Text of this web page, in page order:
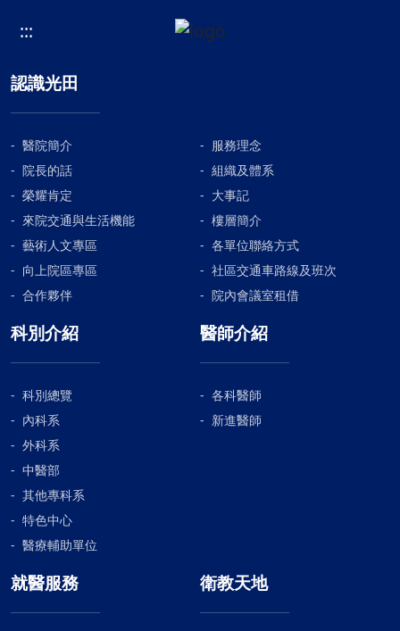
接貼上矽膠泡棉敷料即可，輕輕啜泣幾聲後，換藥就已
經完成，疼痛也大幅降低了。5天後回診，這次是女娃
影響女娃的日常活動和探索遊戲。水泡已經逐漸吸收乾
乾燥脫離的表皮移除後，新生粉嫩的皮膚露出，傷口已
經完全癒合了。肚子的水泡變更大了！國小男童，腹部
被熱水燙傷，隔天至傷口中心求診，受傷處有數顆大的
水泡出現，且周圍仍有發紅情形。媽媽表示只有前一天
去急診前，有沖一下下冷水而已，返家後也沒有再繼續
冰敷了。傷口照護師將水泡內的水抽出後，盡量保留完
整的表皮，清潔後貼上矽膠泡棉敷料。並衛教還要繼續
冰敷2天。兩天後因敷料滲濕移除，壞死的表皮隨之脫
離。清潔乾淨後，續貼矽膠泡棉敷料。因為矽膠良好的
保濕和泡棉的吸收保護作用下，5天後返診時，上皮化
已達50%以上，傷口沒有結痂，直接長新皮。再隔一周
後，傷口完全癒合，宛如初生皮膚一般。弟弟很開心可
以回到學校，再跟同學一起玩球了！長水泡出來了？！
上班族，前晚天冷想吃碗泡麵，泡麵還沒吃成，卻不慎
被熱水燙傷小腿。在門診打開傷口時，仍有水泡長出。
將水泡水抽出後，暫時保留住水泡皮，並衛教再繼續冰
敷兩天。覆蓋矽膠泡棉敷料，約兩天後返診確認燙傷的
損害程度。兩天後，幸好水泡沒有重新脹起，也沒有新
的水泡出現，已經可以確定燙傷的深度。將無法貼合，
已經壞死的表皮移除後，再貼上矽膠泡棉敷料，衛教若
無滲濕，返診前都無需換藥。一周後，傷口幾乎已經癒
:::
認識光田
醫院簡介
服務理念
院長的話
組織及體系
榮耀肯定
大事記
來院交通與生活機能
樓層簡介
藝術人文專區
各單位聯絡方式
向上院區專區
社區交通車路線及班次
合作夥伴
院內會議室租借
科別介紹
科別總覽
內科系
外科系
中醫部
其他專科系
特色中心
醫療輔助單位
醫師介紹
各科醫師
新進醫師
就醫服務 衛教天地